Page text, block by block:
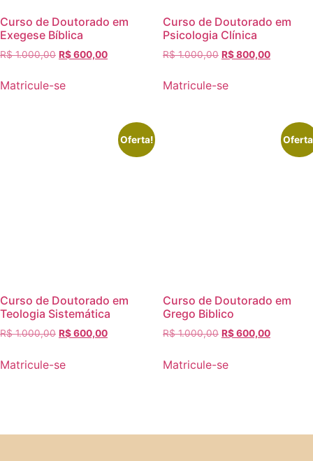
Curso de Doutorado em
Exegese Bíblica
R$1.000,00 R$600,00
Matricule-se
Curso de Doutorado em
Psicologia Clínica
R$1.000,00 R$800,00
Matricule-se
Oferta!
Curso de Doutorado em
Teologia Sistemática
R$1.000,00 R$600,00
Matricule-se
Curso de Doutorado em
Grego Biblico
R$1.000,00 R$600,00
Matricule-se